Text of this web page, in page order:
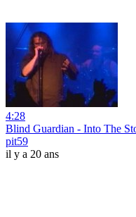
4:28
Blind Guardian - Into The
pit59
il y a 20 ans